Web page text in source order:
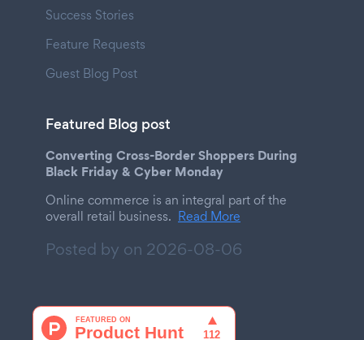
Success Stories
Feature Requests
Guest Blog Post
Featured Blog post
Converting Cross-Border Shoppers During
Black Friday & Cyber Monday
Online commerce is an integral part of the
overall retail business. Read More
Posted by on 2026-08-06